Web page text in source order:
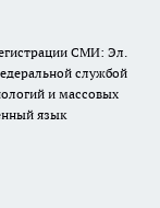
СМИ: Эл.
службой
и массовых
язык